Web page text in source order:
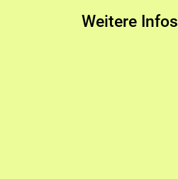
Weitere Infos